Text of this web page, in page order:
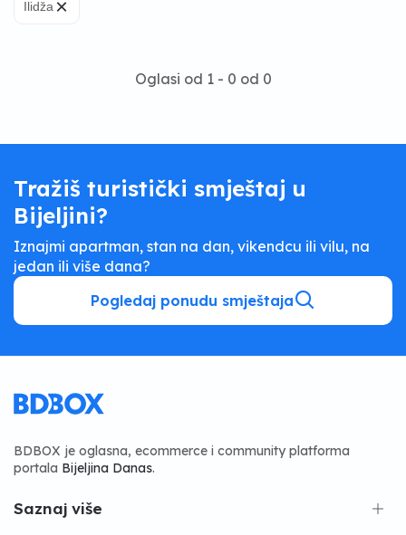
Ilidža×
Oglasi od 1 - 0 od 0
Tražiš turistički smještaj u
Bijeljini?
Iznajmi apartman, stan na dan, vikendcu ili vilu, na
jedan ili više dana?
Pogledaj ponudu smještaja
BDBOX je oglasna, ecommerce i community platforma
portala Bijeljina Danas.
Saznaj više